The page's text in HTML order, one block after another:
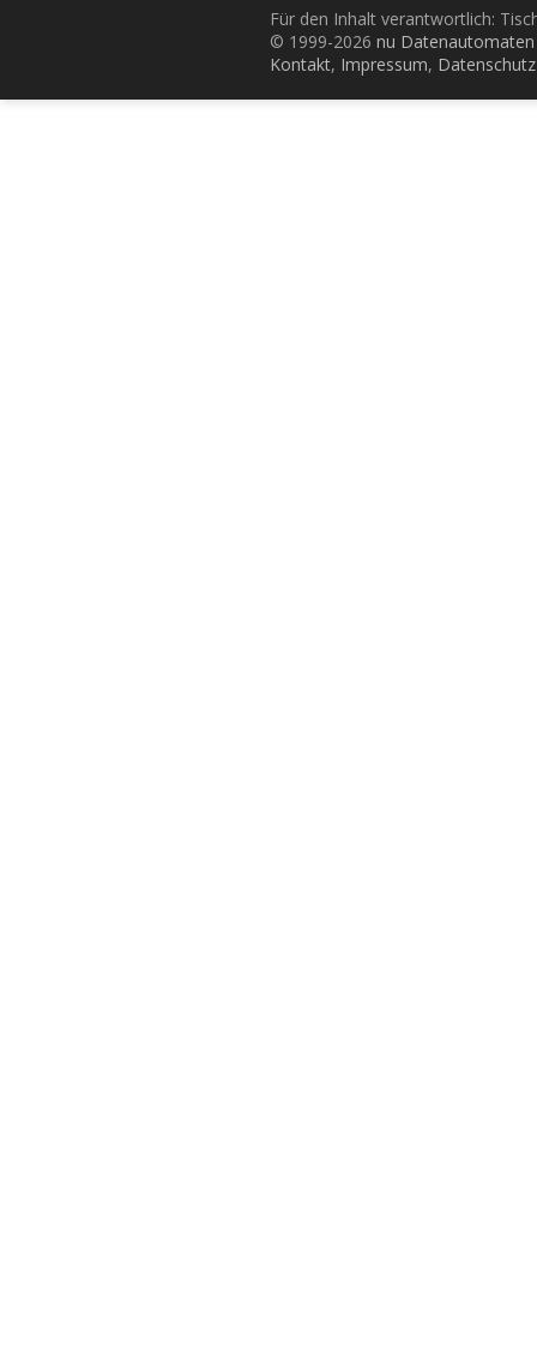
Für den Inhalt verantwortlich:
© 1999-2026 nu
Kontakt, Impressum, Datenschutz